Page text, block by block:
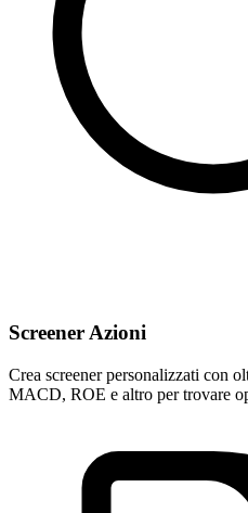
Screener Azioni
Crea screener personalizzati con
MACD, ROE e altro per trovare